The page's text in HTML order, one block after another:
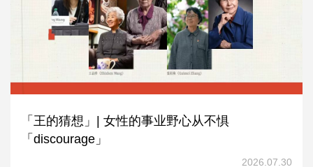
「王的猜想」| 女性的事业野心从不惧
「discourage」
2026.07.30